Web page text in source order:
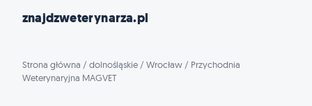
znajdzweterynarza.pl
Strona główna / dolnośląskie / Wrocław / Przychodnia
Weterynaryjna MAGVET